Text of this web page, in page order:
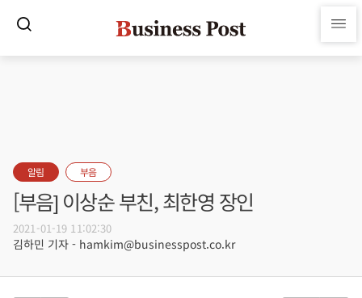
알림 부음
[부음] 이상순 부친, 최한영 장인
2021-01-19 11:02:30
김하민 기자 - hamkim@businesspost.co.kr